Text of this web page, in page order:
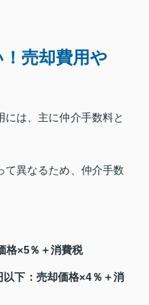
売却費用や
には、主に仲介手数料と
て異なるため、仲介手数
格×5％＋消費税
下：売却価格×4％＋消